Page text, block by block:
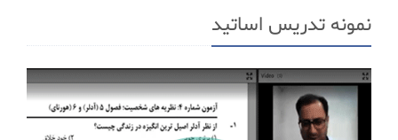
نمونه تدریس اساتید